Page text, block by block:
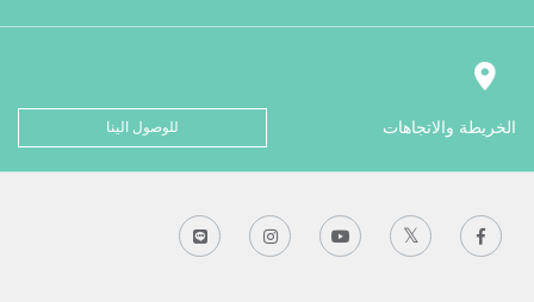
الخريطة والاتجاهات للوصول الينا